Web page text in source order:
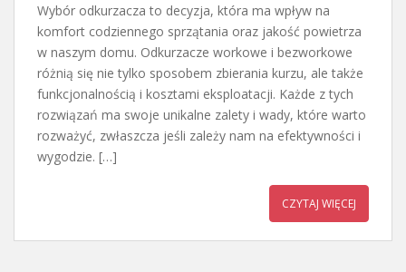
Wybór odkurzacza to decyzja, która ma wpływ na
komfort codziennego sprzątania oraz jakość powietrza
w naszym domu. Odkurzacze workowe i bezworkowe
różnią się nie tylko sposobem zbierania kurzu, ale także
funkcjonalnością i kosztami eksploatacji. Każde z tych
rozwiązań ma swoje unikalne zalety i wady, które warto
rozważyć, zwłaszcza jeśli zależy nam na efektywności i
wygodzie. […]
CZYTAJ WIĘCEJ